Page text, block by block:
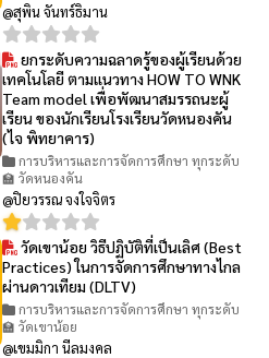
@สุพิน จันทร์ธิมาน
ยกระดับความฉลาดรู้ของผู้เรียนด้วย
เทคโนโลยี ตามแนวทาง HOW TO WNK
Team model เพื่อพัฒนาสมรรถนะผู้
เรียน ของนักเรียนโรงเรียนวัดหนองคัน
(ไจ พิทยาคาร)
การบริหารและการจัดการศึกษา ทุกระดับ
🏫 วัดหนองคัน
@ปิยวรรณ จงใจจิตร
วัดเขาน้อย วิธีปฏิบัติที่เป็นเลิศ (Best
Practices) ในการจัดการศึกษาทางไกล
ผ่านดาวเทียม (DLTV)
การบริหารและการจัดการศึกษา ทุกระดับ
🏫 วัดเขาน้อย
@เขมมิกา นีลมงคล